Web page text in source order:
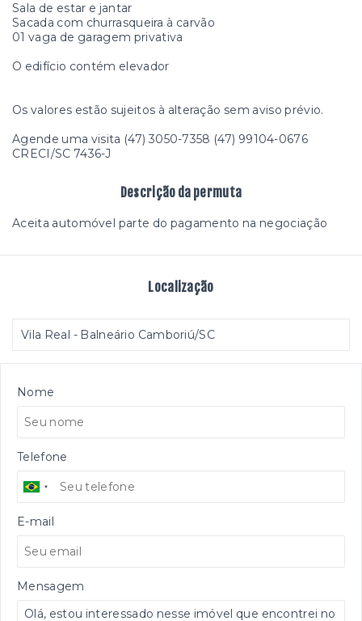
Sala de estar e jantar
Sacada com churrasqueira à carvão
01 vaga de garagem privativa
O edifício contém elevador
Os valores estão sujeitos à alteração sem aviso prévio.
Agende uma visita (47) 3050-7358 (47) 99104-0676
CRECI/SC 7436-J
Descrição da permuta
Aceita automóvel parte do pagamento na negociação
Localização
Vila Real - Balneário Camboriú/SC
Nome
Telefone
E-mail
Mensagem